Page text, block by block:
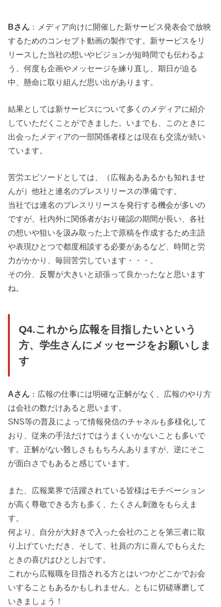
Bさん ：メディア向けに開催した新サービス発表会で放映
するためのコンセプト動画の製作です。新サービスをリ
リースした当社の想いやビジョンが短時間でも伝わるよ
う、何度も企画やメッセージを練り直し、期日が迫る
中、懸命に取り組んだ思い出があります。
結果としては新サービスについて多くのメディアに紹介
していただくことができました。いまでも、このときに
出会ったメディアの一部関係者様とは現在も交流が続い
ています。
苦労エピソードとしては、（広報あるあるかも知れませ
んが）他社と連名のプレスリリースの準備です。
当社では連名のプレスリリースを発行する機会が多いの
ですが、社内外に関係者がおり確認の期間が長い、各社
の想いや狙いを汲み取った上で原稿を作成するため主語
や表現ひとつで都度相談する必要があるなど、時間と労
力がかかり、毎回苦労しています・・・。
その分、反響が大きいと頑張って良かったなと思います
ね。
Q4.これから広報を目指したいという
方、学生さんにメッセージをお願いしま
す
Aさん ：広報の仕事には明確な正解がなく、広報のやり方
は会社の数だけあると思います。
SNS等の普及によって情報発信のチャネルも多様化して
おり、従来の手法だけではうまくいかないことも多いで
す。正解がない難しさももちろんありますが、逆にそこ
が面白さでもあると感じています。
また、広報業界で活躍されている皆様はモチベーション
が高く尊敬できる方も多く、たくさん刺激をもらえま
す。
何より、自分が大好きで入った会社のことを第三者に取
り上げていただき、そして、社員の方に喜んでもらえた
ときの喜びはひとしおです。
これから広報職を目指される方とはいつかどこかでお会
いすることもあるかもしれません。ともに切磋琢磨して
いきましょう！